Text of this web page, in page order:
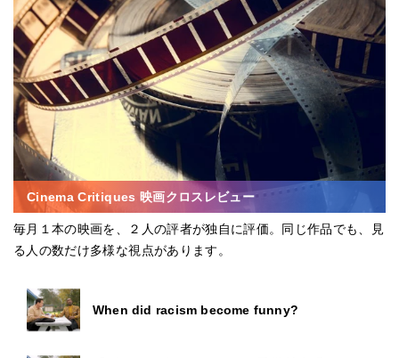
Cinema Critiques 映画クロスレビュー
毎月１本の映画を、２人の評者が独自に評価。同じ作品でも、見
る人の数だけ多様な視点があります。
When did racism become funny?